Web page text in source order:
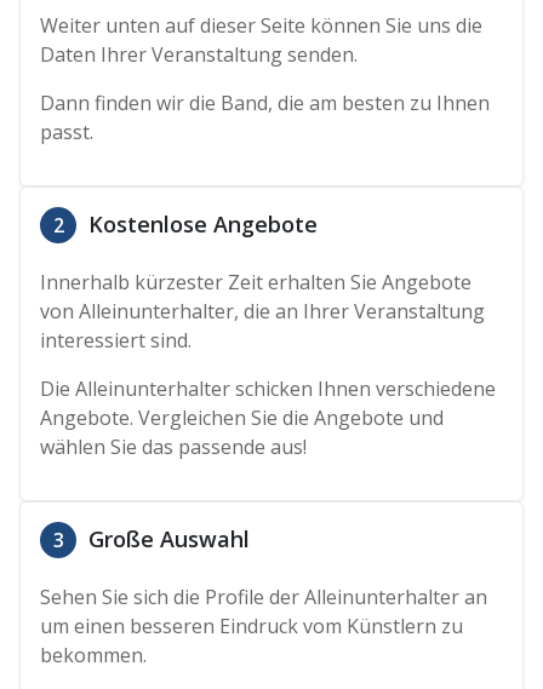
Weiter unten auf dieser Seite können Sie uns die
Daten Ihrer Veranstaltung senden.
Dann finden wir die Band, die am besten zu Ihnen
passt.
2 Kostenlose Angebote
Innerhalb kürzester Zeit erhalten Sie Angebote
von Alleinunterhalter, die an Ihrer Veranstaltung
interessiert sind.
Die Alleinunterhalter schicken Ihnen verschiedene
Angebote. Vergleichen Sie die Angebote und
wählen Sie das passende aus!
3 Große Auswahl
Sehen Sie sich die Profile der Alleinunterhalter an
um einen besseren Eindruck vom Künstlern zu
bekommen.